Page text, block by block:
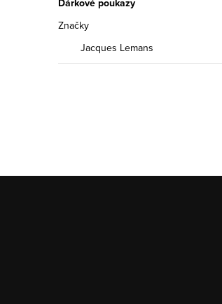
Dárkové poukazy
Značky
Jacques Lemans